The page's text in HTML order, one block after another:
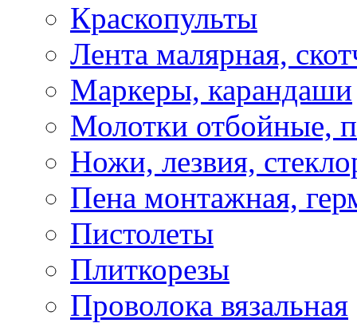
Краскопульты
Лента малярная,
Маркеры, карандаши
Молотки отбойные,
Ножи, лезвия,
Пена монтажная,
Пистолеты
Плиткорезы
Проволока вязальная